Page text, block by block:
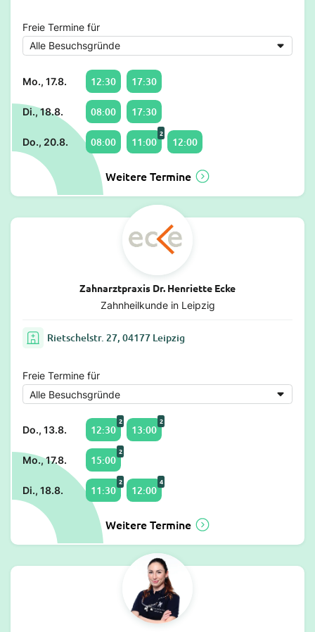
Freie Termine für
Mo., 17.8. 12:30 17:30
Di., 18.8. 08:00 17:30
Do., 20.8. 08:00 11:00
2
12:00
Weitere Termine
Zahnarztpraxis Dr. Henriette Ecke
Zahnheilkunde in Leipzig
Rietschelstr. 27, 04177 Leipzig
Freie Termine für
Do., 13.8. 12:30
2
13:00
2
Mo., 17.8. 15:00
2
Di., 18.8. 11:30
2
12:00
4
Weitere Termine